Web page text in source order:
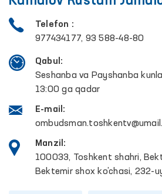
Telefon :
977434177, 93 588-48-80
Qabul:
Seshanba va Payshanba
13:00 ga qadar
E-mail:
Manzil:
100033, Toshkent shahri,
Bektemir shox ko’chasi, 232-